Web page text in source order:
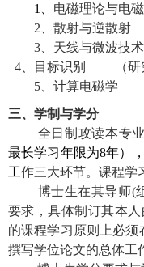
1
电磁理论与电
2 、散射与逆散
3 、天线与微波
4 、目标识别 （
5 、计算电磁学
三、学制与学分
全日制攻读本专
最长学习年限为8年）
工作三大环节。课程学
博士生在其导师(
要求，具体制订其本
的课程学习原则上必须
撰写学位论文的总体工